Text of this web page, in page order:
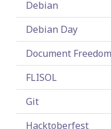
Debian
Debian Day
Document
FLISOL
Git
Hacktoberfest